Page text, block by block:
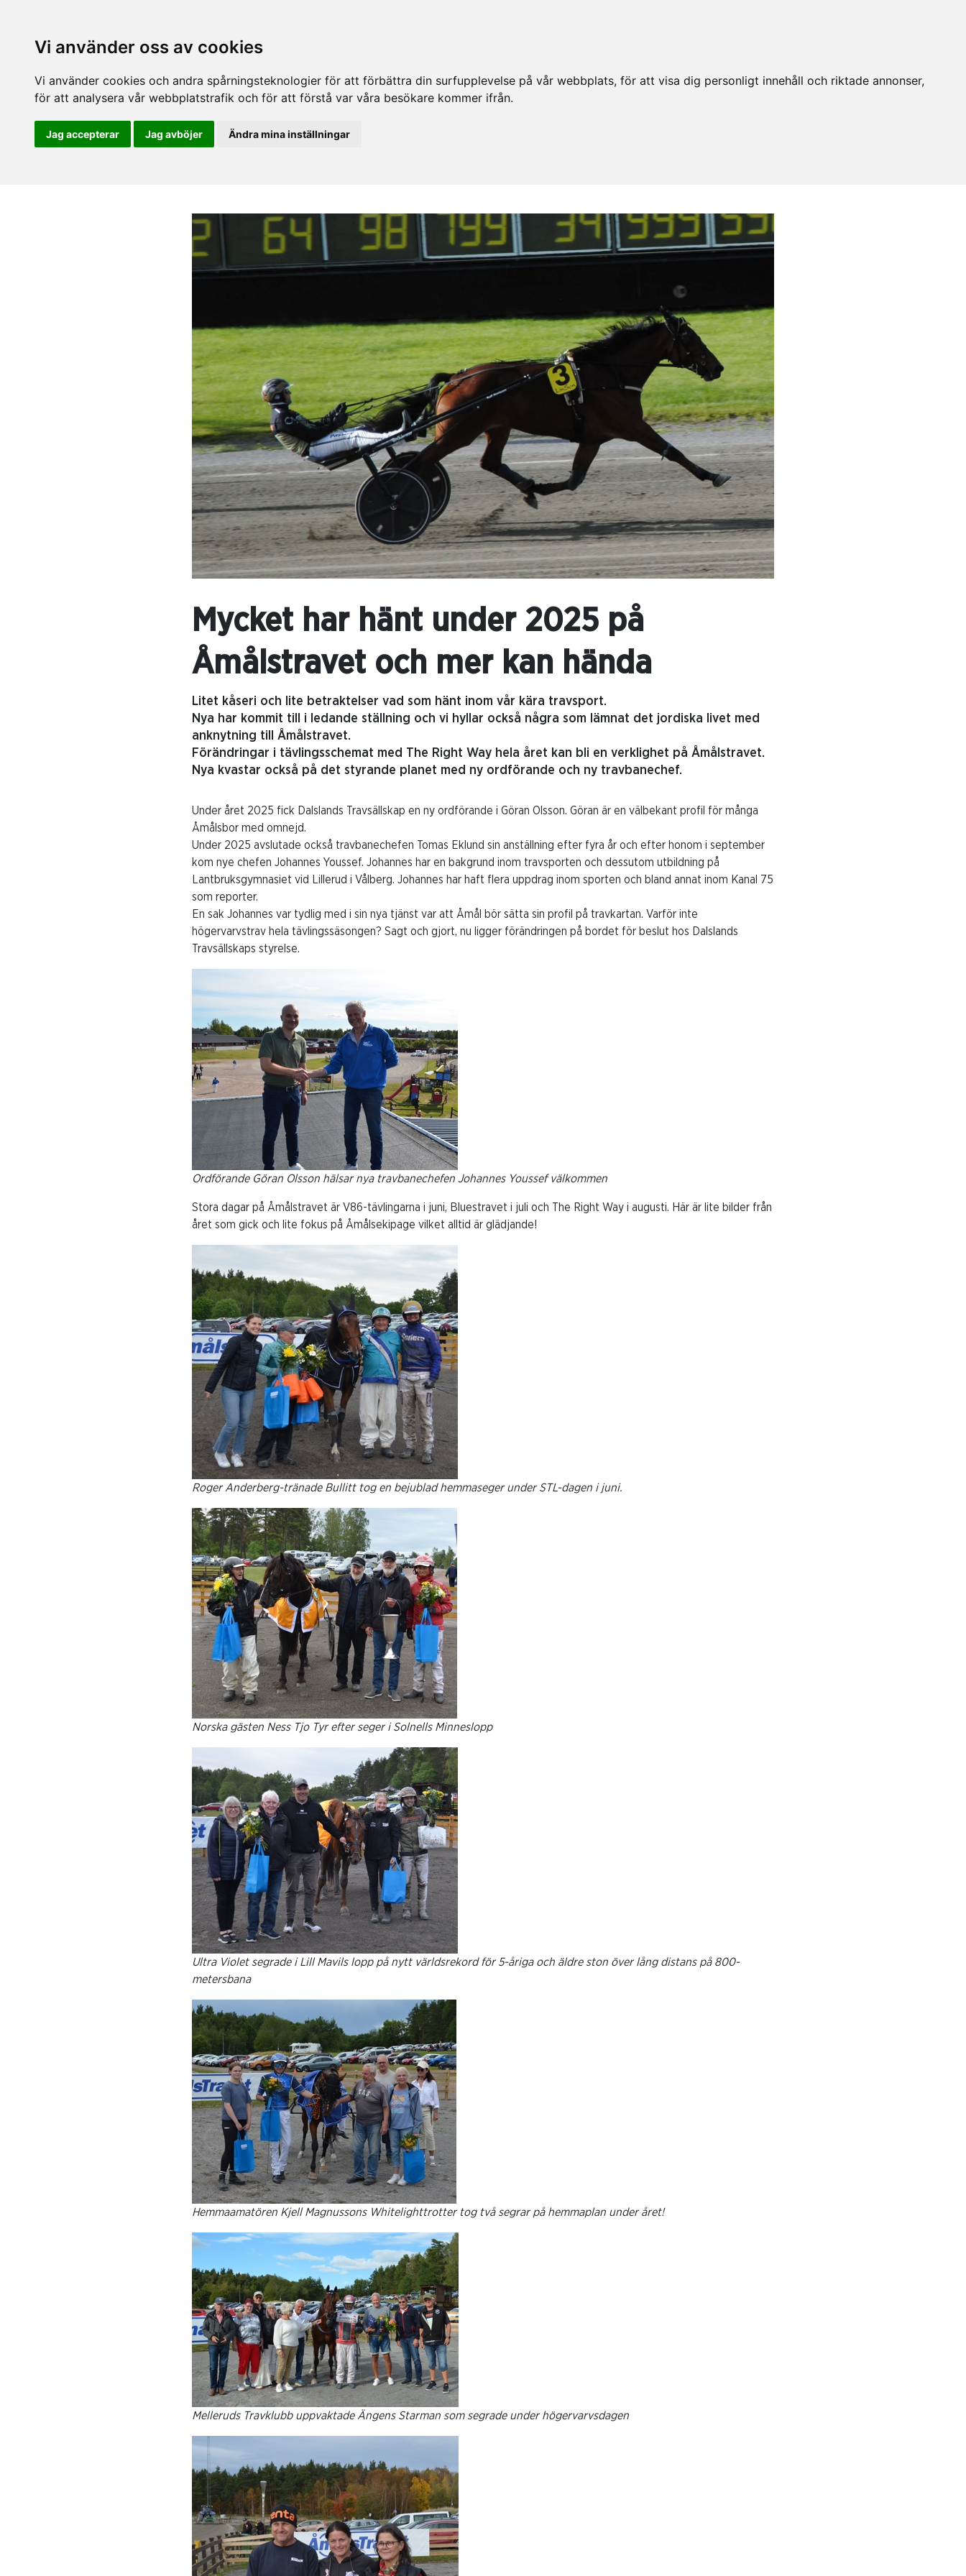
Vi använder oss av cookies
Vi använder cookies och andra spårningsteknologier för att förbättra din surfupplevelse på vår webbplats, för att visa dig personligt innehåll och riktade annonser,
för att analysera vår webbplatstrafik och för att förstå var våra besökare kommer ifrån.
Jag accepterar Jag avböjer Ändra mina inställningar
Mycket har hänt under 2025 på
Åmålstravet och mer kan hända
Litet kåseri och lite betraktelser vad som hänt inom vår kära travsport.
Nya har kommit till i ledande ställning och vi hyllar också några som lämnat det jordiska livet med
anknytning till Åmålstravet.
Förändringar i tävlingsschemat med The Right Way hela året kan bli en verklighet på Åmålstravet.
Nya kvastar också på det styrande planet med ny ordförande och ny travbanechef.
Under året 2025 fick Dalslands Travsällskap en ny ordförande i Göran Olsson. Göran är en välbekant profil för många
Åmålsbor med omnejd.
Under 2025 avslutade också travbanechefen Tomas Eklund sin anställning efter fyra år och efter honom i september
kom nye chefen Johannes Youssef. Johannes har en bakgrund inom travsporten och dessutom utbildning på
Lantbruksgymnasiet vid Lillerud i Vålberg. Johannes har haft flera uppdrag inom sporten och bland annat inom Kanal 75
som reporter.
En sak Johannes var tydlig med i sin nya tjänst var att Åmål bör sätta sin profil på travkartan. Varför inte
högervarvstrav hela tävlingssäsongen? Sagt och gjort, nu ligger förändringen på bordet för beslut hos Dalslands
Travsällskaps styrelse.
Ordförande Göran Olsson hälsar nya travbanechefen Johannes Youssef välkommen
Stora dagar på Åmålstravet är V86-tävlingarna i juni, Bluestravet i juli och The Right Way i augusti. Här är lite bilder från
året som gick och lite fokus på Åmålsekipage vilket alltid är glädjande!
Roger Anderberg-tränade Bullitt tog en bejublad hemmaseger under STL-dagen i juni.
Norska gästen Ness Tjo Tyr efter seger i Solnells Minneslopp
Ultra Violet segrade i Lill Mavils lopp på nytt världsrekord för 5-åriga och äldre ston över lång distans på 800-
metersbana
Hemmaamatören Kjell Magnussons Whitelighttrotter tog två segrar på hemmaplan under året!
Melleruds Travklubb uppvaktade Ängens Starman som segrade under högervarvsdagen